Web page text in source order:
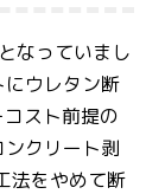
なっていまし
ウレタン断
スト前提の
クリート剥
法をやめて断